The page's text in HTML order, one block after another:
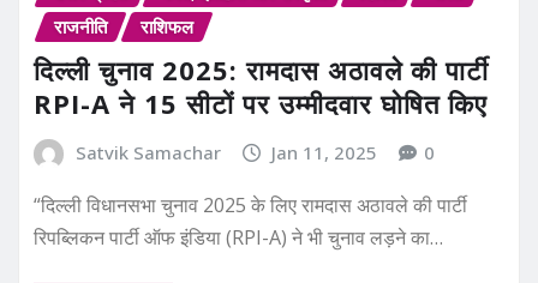
राजनीति
राशिफल
दिल्ली चुनाव 2025: रामदास अठावले की पार्टी
RPI-A ने 15 सीटों पर उम्मीदवार घोषित किए
Satvik Samachar Jan 11, 2025 0
“दिल्ली विधानसभा चुनाव 2025 के लिए रामदास अठावले की पार्टी
रिपब्लिकन पार्टी ऑफ इंडिया (RPI-A) ने भी चुनाव लड़ने का…